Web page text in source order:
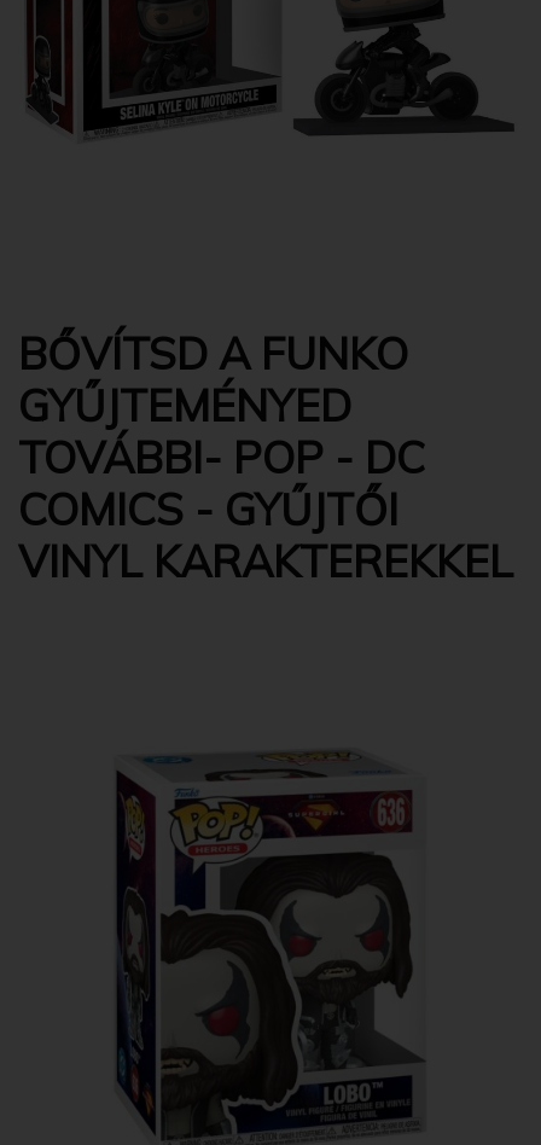
BŐVÍTSD A FUNKO
GYŰJTEMÉNYED
TOVÁBBI- POP - DC
COMICS - GYŰJTŐI
VINYL KARAKTEREKKEL